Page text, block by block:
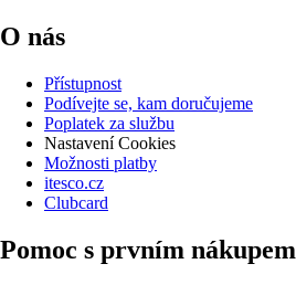
O nás
Přístupnost
Podívejte se, kam doručujeme
Poplatek za službu
Nastavení Cookies
Možnosti platby
itesco.cz
Clubcard
Pomoc s prvním nákupem